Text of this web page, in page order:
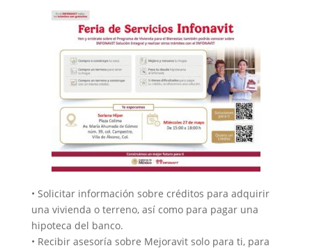
• Solicitar información sobre créditos para adquirir
una vivienda o terreno, así como para pagar una
hipoteca del banco.
• Recibir asesoría sobre Mejoravit solo para ti, para